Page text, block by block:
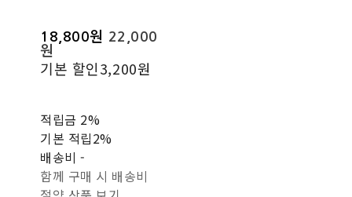
18,800원 22,000
원
기본 할인3,200원
적립금 2%
기본 적립2%
배송비-
함께 구매 시 배송비